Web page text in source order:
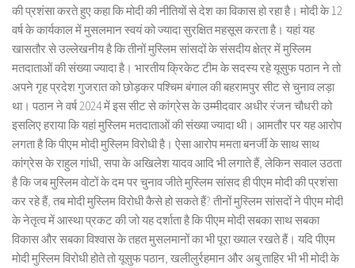
की प्रशंसा करते हुए कहा कि मोदी की नीतियों से देश का विकास हो रहा है। मोदी के 12
वर्ष के कार्यकाल में मुसलमान स्वयं को ज्यादा सुरक्षित महसूस करता है। यहां यह
खासतौर से उल्लेखनीय है कि तीनों मुस्लिम सांसदों के संसदीय क्षेत्र में मुस्लिम
मतदाताओं की संख्या ज्यादा है। भारतीय क्रिकेट टीम के सदस्य रहे यूसुफ पठान ने तो
अपने गृह प्रदेश गुजरात को छोड़कर पश्चिम बंगाल की बहरामपुर सीट से चुनाव लड़ा
था। पठान ने वर्ष 2024 में इस सीट से कांग्रेस के उम्मीदवार अधीर रंजन चौधरी को
इसलिए हराया कि यहां मुस्लिम मतदाताओं की संख्या ज्यादा थी। आमतौर पर यह आरोप
लगता है कि पीएम मोदी मुस्लिम विरोधी है। ऐसा आरोप ममता बनर्जी के साथ साथ
कांग्रेस के राहुल गांधी, सपा के अखिलेश यादव आदि भी लगाते हैं, लेकिन सवाल उठता
है कि जब मुस्लिम वोटों के दम पर चुनाव जीते मुस्लिम सांसद ही पीएम मोदी की प्रशंसा
कर रहे हैं, तब मोदी मुस्लिम विरोधी कैसे हो सकते हैं? तीनों मुस्लिम सांसदों ने पीएम मोदी
के नेतृत्व में आस्था प्रकट की जो यह दर्शाता है कि पीएम मोदी सबका साथ सबका
विकास और सबका विश्वास के तहत मुसलमानों का भी पूरा ख्याल रखते हैं। यदि पीएम
मोदी मुस्लिम विरोधी होते तो यूसुफ पठान, खलीलुर्रहमान और अबु ताहिर भी भी मोदी के